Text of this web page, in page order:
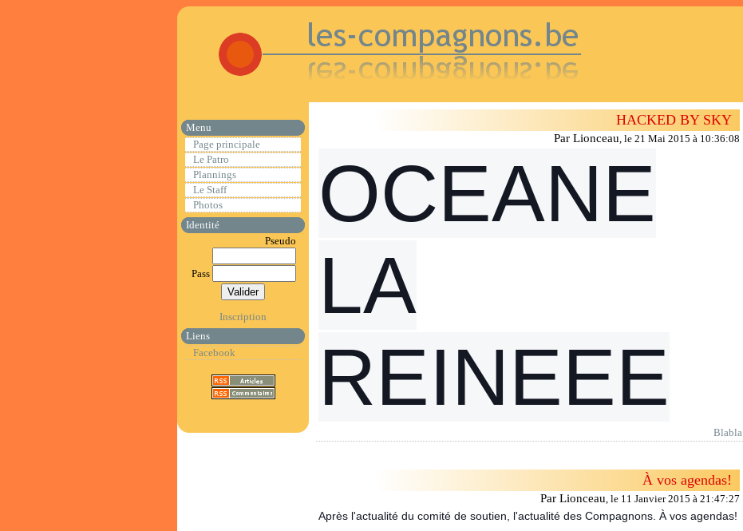
Menu
Page principale
Le Patro
Plannings
Le Staff
Photos
Identité
Pseudo
Pass
Inscription
Liens
Facebook
HACKED BY SKY
Par Lionceau, le 21 Mai 2015 à 10:36:08
OCEANE
LA
REINEEE
Blabla
À vos agendas!
Par Lionceau, le 11 Janvier 2015 à 21:47:27
Après l'actualité du comité de soutien, l'actualité des Compagnons. À vos agendas!